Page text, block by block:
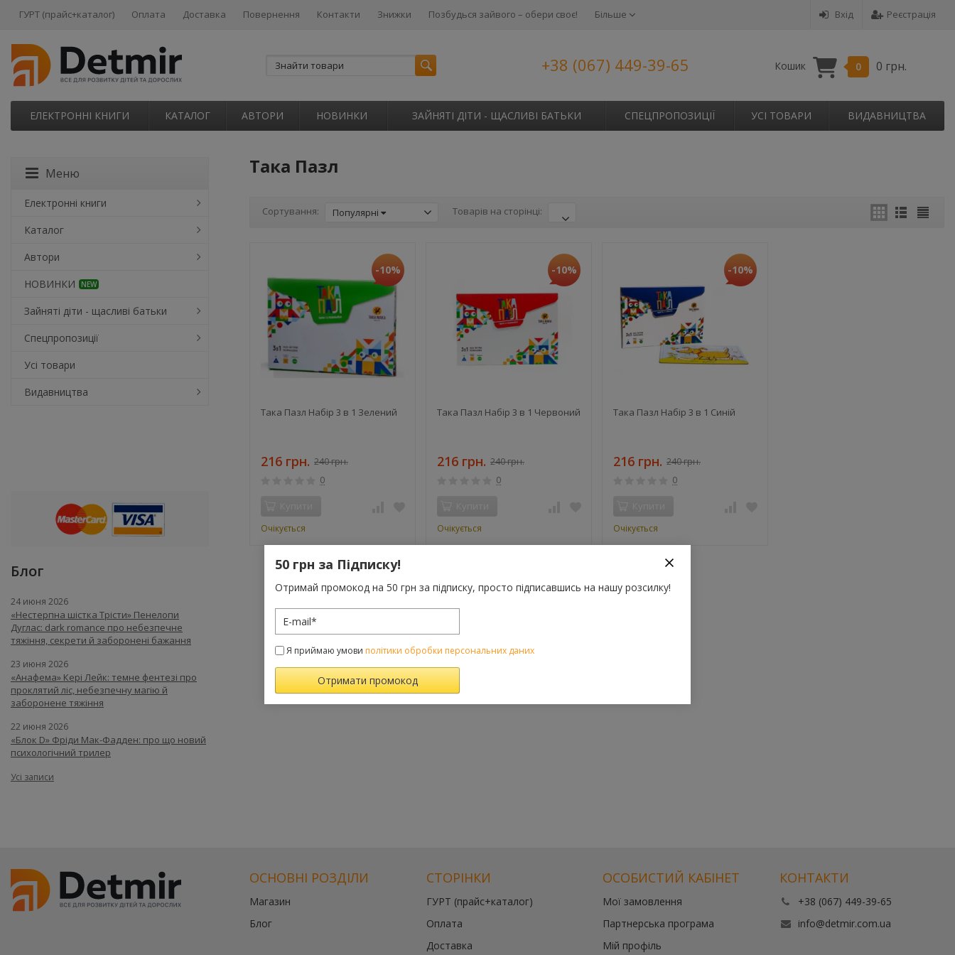
Вхід Реєстрація
ГУРТ (прайс+каталог) Оплата Доставка Повернення Контакти Знижки Позбудься зайвого – обери своє! Більше
+38 (067) 449-39-65 Кошик 0 0 грн.
ЕЛЕКТРОННІ КНИГИ КАТАЛОГ АВТОРИ НОВИНКИ ЗАЙНЯТІ ДІТИ - ЩАСЛИВІ БАТЬКИ СПЕЦПРОПОЗИЦІЇ УСІ ТОВАРИ ВИДАВНИЦТВА
Така Пазл
Сортування: Популярні Товарів на сторінці:
-10%
Така Пазл Набір 3 в 1 Зелений
216 грн. 240 грн.
0
Очікується
-10%
Така Пазл Набір 3 в 1 Червоний
216 грн. 240 грн.
0
Очікується
-10%
Така Пазл Набір 3 в 1 Синій
216 грн. 240 грн.
0
Очікується
Меню
Електронні книги
Каталог
Автори
НОВИНКИ
NEW
Зайняті діти - щасливі батьки
Спецпропозиції
Усі товари
Видавництва
Блог
24 июня 2026
«Нестерпна шістка Трісти» Пенелопи
Дуглас: dark romance про небезпечне
тяжіння, секрети й заборонені бажання
23 июня 2026
«Анафема» Кері Лейк: темне фентезі про
проклятий ліс, небезпечну магію й
заборонене тяжіння
22 июня 2026
«Блок D» Фріди Мак-Фадден: про що новий
психологічний трилер
Усі записи
ОСНОВНІ РОЗДІЛИ
Магазин
Блог
СТОРІНКИ
ГУРТ (прайс+каталог)
Оплата
Доставка
ОСОБИСТИЙ КАБІНЕТ
Мої замовлення
Партнерська програма
Мій профіль
КОНТАКТИ
+38 (067) 449-39-65
info@detmir.com.ua
50 грн за Підписку!
Отримай промокод на 50 грн за підписку, просто підписавшись на нашу розсилку!
Я приймаю умови політики обробки персональних даних